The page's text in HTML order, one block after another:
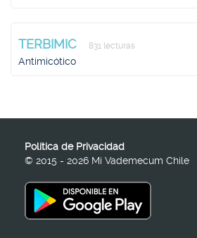
TERBIMIC 831 lecturas
Antimicótico
Política de Privacidad
© 2015 - 2026 Mi Vademecum Chile